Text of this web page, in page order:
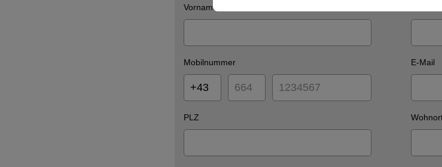
Vorname
Mobilnummer E-Mail
PLZ